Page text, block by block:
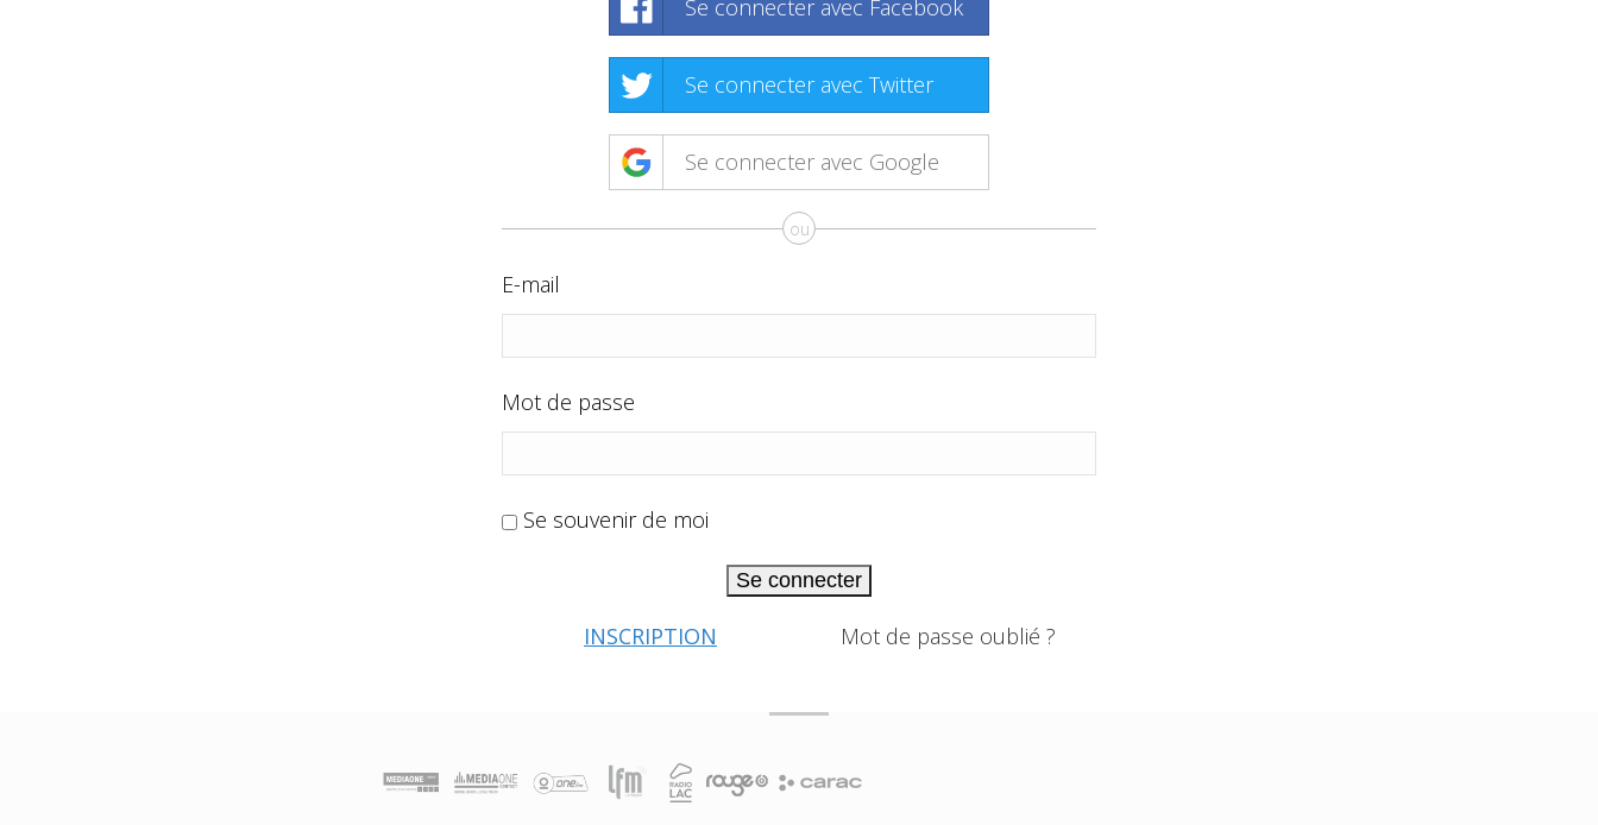
Se connecter avec Facebook
Se connecter avec Twitter
Se connecter avec Google
ou
E-mail
Mot de passe
Se souvenir de moi
Se connecter
INSCRIPTION Mot de passe oublié ?